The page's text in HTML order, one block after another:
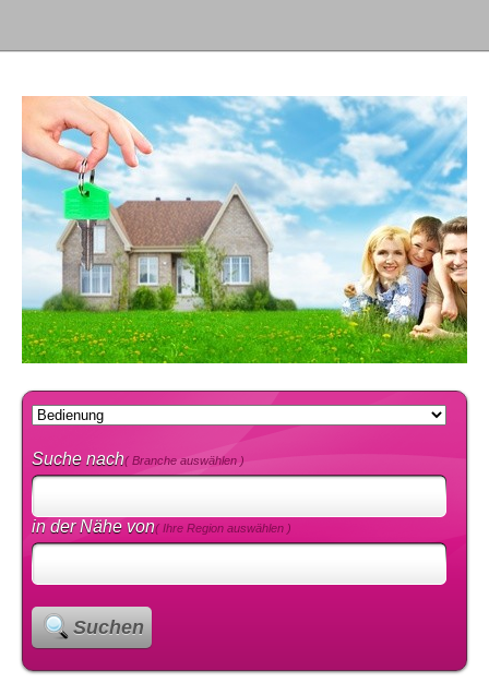
Suche nach( Branche auswählen )
in der Nähe von( Ihre Region auswählen )
Suchen